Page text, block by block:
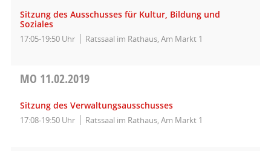
Sitzung des Ausschusses für Kultur, Bildung und
Soziales
17:05-19:50 Uhr Ratssaal im Rathaus, Am Markt 1
MO 11.02.2019
Sitzung des Verwaltungsausschusses
17:08-19:50 Uhr Ratssaal im Rathaus, Am Markt 1